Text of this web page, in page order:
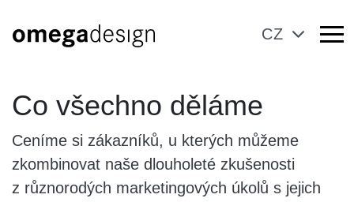
CZ
Co všechno děláme
Ceníme si zákazníků, u kterých můžeme
zkombinovat naše dlouholeté zkušenosti
z různorodých marketingových úkolů s jejich